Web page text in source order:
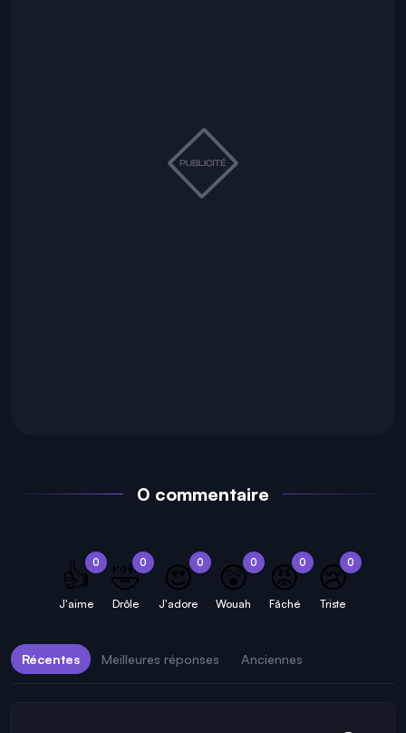
0 commentaire
0
👍
J'aime
0
🤣
Drôle
0
😍
J'adore
0
😲
Wouah
0
😡
Fâché
0
😢
Triste
Récentes Meilleures réponses Anciennes